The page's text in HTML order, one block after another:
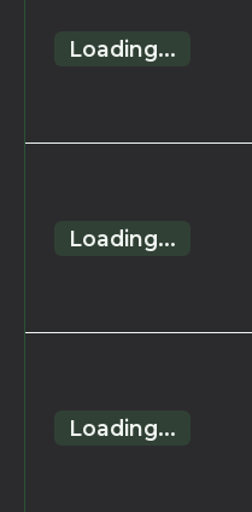
Loading...
Loading...
Loading...